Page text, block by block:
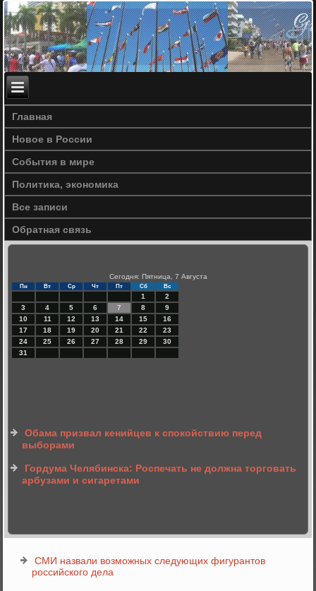
Главная
Новое в России
События в мире
Политика, экономика
Все записи
Обратная связь
Сегодня: Пятница, 7 Августа
Пн Вт Ср Чт Пт Сб Вс
1
2
3
4 5 6 7 8
9
10
11 12 13 14 15
16
17
18 19 20 21 22
23
24
25 26 27 28 29
30
31
Обама призвал кенийцев к спокойствию перед
выборами
Гордума Челябинска: Роспечать не должна торговать
арбузами и сигаретами
СМИ назвали возможных следующих фигурантов
российского дела